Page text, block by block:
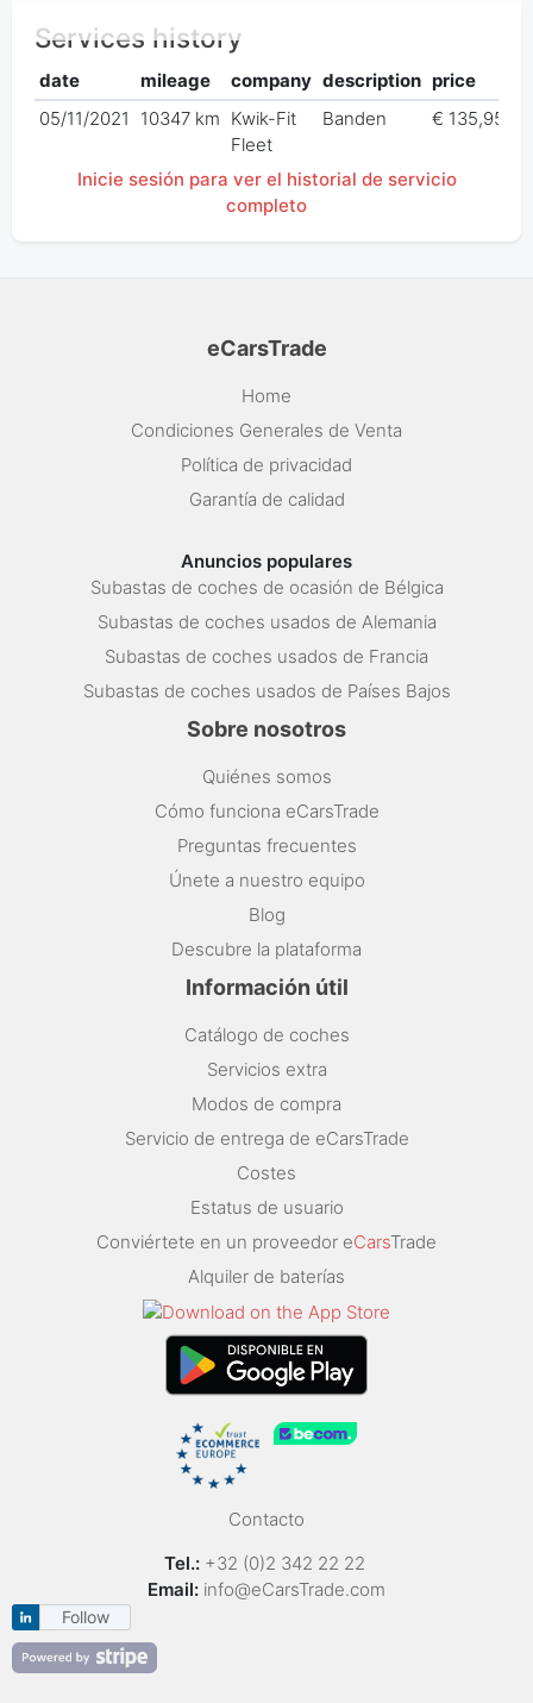
Services history
date mileage company description price
05/11/2021
10347 km Kwik-Fit
Fleet
Banden € 135,95
Inicie sesión para ver el historial de servicio
completo
eCarsTrade
Home
Condiciones Generales de Venta
Política de privacidad
Garantía de calidad
Anuncios populares
Subastas de coches de ocasión de Bélgica
Subastas de coches usados de Alemania
Subastas de coches usados de Francia
Subastas de coches usados de Países Bajos
Sobre nosotros
Quiénes somos
Cómo funciona eCarsTrade
Preguntas frecuentes
Únete a nuestro equipo
Blog
Descubre la plataforma
Información útil
Catálogo de coches
Servicios extra
Modos de compra
Servicio de entrega de eCarsTrade
Costes
Estatus de usuario
Conviértete en un proveedor eCarsTrade
Alquiler de baterías
Contacto
Tel.: +32 (0)2 342 22 22
Email: info@eCarsTrade.com
Follow